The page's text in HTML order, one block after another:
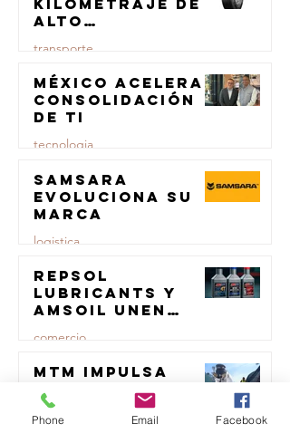
alto
para el
transporte de
carga
transporte
23 jul
México acelera
consolidación
de TI
tecnologia
23 jul
Samsara
evoluciona su
marca
logistica
23 jul
Repsol
Lubricants y
AMSOIL unen
lubricación
comercio
23 jul
MTM impulsa
productividad
del sector del
concreto con
Phone Email Facebook